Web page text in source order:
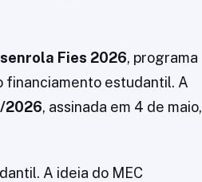
Fies 2026, programa
financiamento estudantil. A
2026, assinada em 4 de maio,
A ideia do MEC